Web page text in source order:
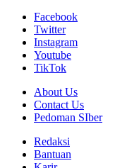
Facebook
Twitter
Instagram
Youtube
TikTok
About Us
Contact Us
Pedoman SIber
Redaksi
Bantuan